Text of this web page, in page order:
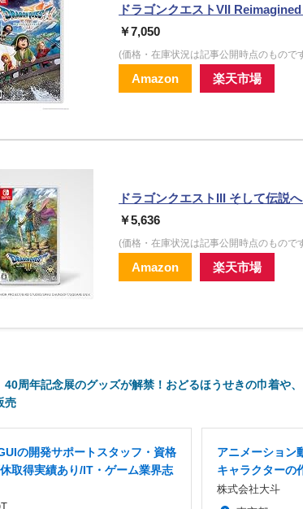
ドラゴンクエストVII
￥7,050
(価格・在庫状況は記事公開時点のもので
Amazon 楽天市場
ドラゴンクエストIII そして伝説
￥5,636
(価格・在庫状況は記事公開時点のもので
Amazon 楽天市場
40周年記念展のグッズが解禁！おどるほうせきの巾着や
売
の開発サポートスタッフ・資格
取得実績あり/IT・ゲーム業界志
アニメーション
キャラクターの
株式会社大斗